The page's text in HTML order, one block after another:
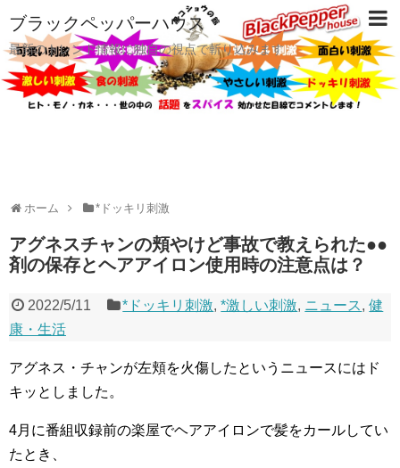
ブラックペッパーハウス
最新のトレンド情報に独自の視点で斬り込みます
ホーム *ドッキリ刺激
アグネスチャンの頬やけど事故で教えられた●●
剤の保存とヘアアイロン使用時の注意点は？
2022/5/11 *ドッキリ刺激,*激しい刺激, ニュース,健
康・生活
アグネス・チャンが左頬を火傷したというニュースにはド
キッとしました。
4月に番組収録前の楽屋でヘアアイロンで髪をカールしてい
たとき、